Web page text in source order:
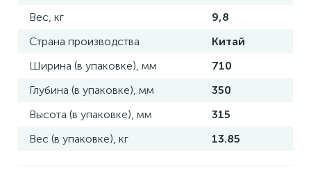
Вес, кг
9,8
Страна производства
Китай
Ширина (в упаковке), мм
710
Глубина (в упаковке), мм
350
Высота (в упаковке), мм
315
Вес (в упаковке), кг
13.85